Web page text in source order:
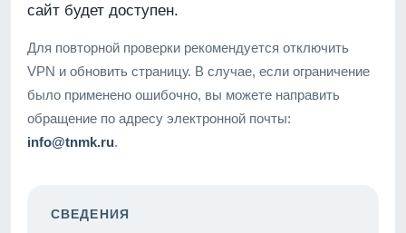
сайт будет доступен.
Для повторной проверки рекомендуется отключить
VPN и обновить страницу. В случае, если ограничение
было применено ошибочно, вы можете направить
обращение по адресу электронной почты:
info@tnmk.ru.
СВЕДЕНИЯ